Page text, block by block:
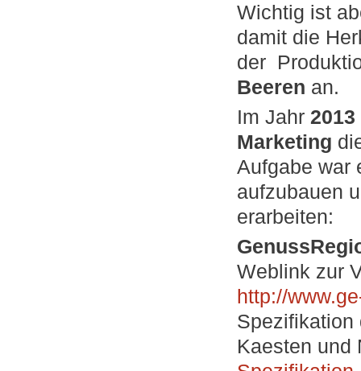
Wichtig ist
damit die
der
Beeren an.
Im Jahr2013
Marketing
Aufgabe war
aufzubauen
erarbeiten:
Weblink zur
http://
Spezifikation
Kaesten und